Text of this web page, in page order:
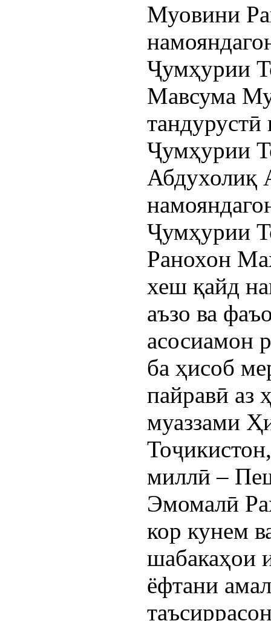
Муовини
Ҷумҳурии
Мавсума
Ҷумҳурии
Абдухолиқ
Ҷумҳурии
Ранохон
хеш қайд
аъзо ва
асосиамон
ба ҳисоб
пайравӣ аз
муаззами
миллӣ –
Эмомалӣ
кор кунем
шабакаҳои
ёфтани